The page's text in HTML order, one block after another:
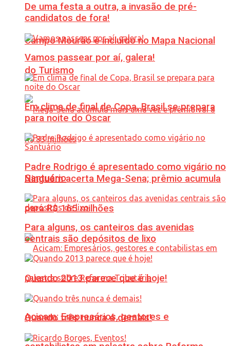
Campo Mourão é incluído no Mapa Nacional
do Turismo
Ninguém acerta Mega-Sena; prêmio acumula
para R$ 165 milhões
Acicam: Empresários, gestores e
De uma festa a outra, a invasão de pré-
candidatos de fora!
Vamos passear por aí, galera!
Em clima de final de Copa, Brasil se prepara
para noite do Oscar
Padre Rodrigo é apresentado como vigário no
Santuário
Para alguns, os canteiros das avenidas
centrais são depósitos de lixo
Quando 2013 parece que é hoje!
Quando três nunca é demais!